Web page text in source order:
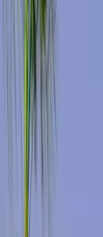
مطار طنجة الدولي, طنجة